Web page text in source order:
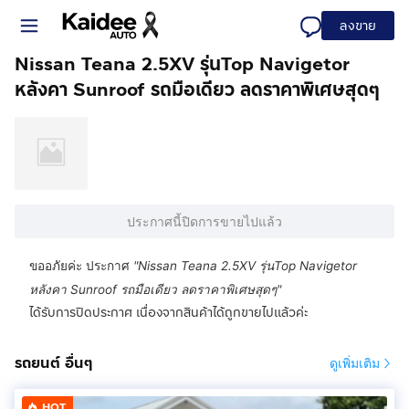
ลงขาย
Nissan Teana 2.5XV รุ่นTop Navigetor
หลังคา Sunroof รถมือเดียว ลดราคาพิเศษสุดๆ
ประกาศนี้ปิดการขายไปแล้ว
ขออภัยค่ะ ประกาศ "Nissan Teana 2.5XV รุ่นTop Navigetor
หลังคา Sunroof รถมือเดียว ลดราคาพิเศษสุดๆ"
ได้รับการปิดประกาศ เนื่องจากสินค้าได้ถูกขายไปแล้วค่ะ
รถยนต์ อื่นๆ ดูเพิ่มเติม